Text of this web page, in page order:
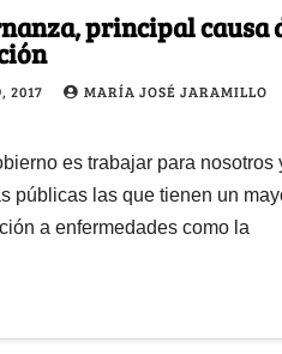
principal causa
2017
MARÍA JOSÉ JARAMILLO
es trabajar para nosotros
públicas las que tienen un
a enfermedades como la